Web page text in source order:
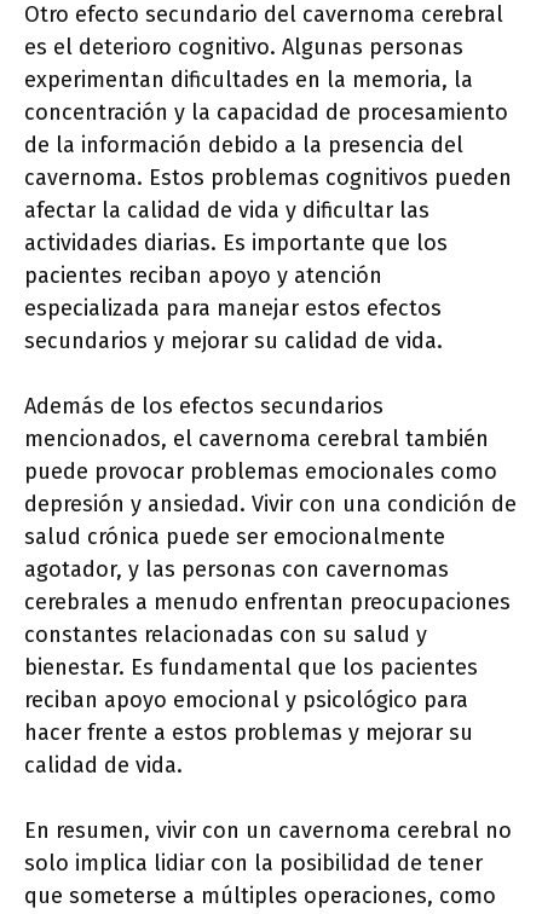
Otro efecto secundario del cavernoma cerebral
es el deterioro cognitivo. Algunas personas
experimentan dificultades en la memoria, la
concentración y la capacidad de procesamiento
de la información debido a la presencia del
cavernoma. Estos problemas cognitivos pueden
afectar la calidad de vida y dificultar las
actividades diarias. Es importante que los
pacientes reciban apoyo y atención
especializada para manejar estos efectos
secundarios y mejorar su calidad de vida.
Además de los efectos secundarios
mencionados, el cavernoma cerebral también
puede provocar problemas emocionales como
depresión y ansiedad. Vivir con una condición de
salud crónica puede ser emocionalmente
agotador, y las personas con cavernomas
cerebrales a menudo enfrentan preocupaciones
constantes relacionadas con su salud y
bienestar. Es fundamental que los pacientes
reciban apoyo emocional y psicológico para
hacer frente a estos problemas y mejorar su
calidad de vida.
En resumen, vivir con un cavernoma cerebral no
solo implica lidiar con la posibilidad de tener
que someterse a múltiples operaciones, como